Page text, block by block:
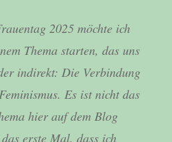
2025 möchte ich
Thema starten, das uns
indirekt: Die Verbindung
Es ist nicht das
hier auf dem Blog
erste Mal, dass ich